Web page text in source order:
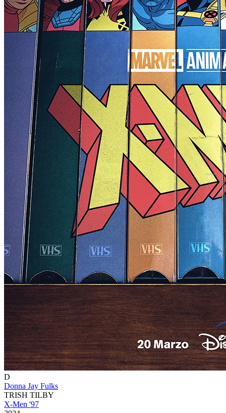
D
Donna Jay Fulks
TRISH TILBY
X-Men '97